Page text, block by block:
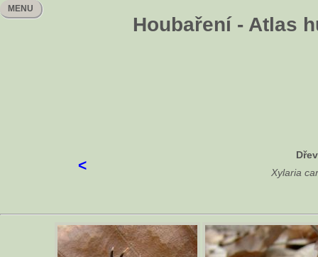
Houbaření - Atlas
MENU
<
Xylaria